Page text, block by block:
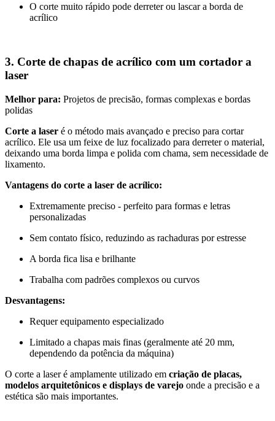
O corte muito rápido pode derreter ou lascar a borda de
acrílico
3. Corte de chapas de acrílico com um cortador a
laser
Melhor para: Projetos de precisão, formas complexas e bordas
polidas
Corte a laser é o método mais avançado e preciso para cortar
acrílico. Ele usa um feixe de luz focalizado para derreter o material,
deixando uma borda limpa e polida com chama, sem necessidade de
lixamento.
Vantagens do corte a laser de acrílico:
Extremamente preciso - perfeito para formas e letras
personalizadas
Sem contato físico, reduzindo as rachaduras por estresse
A borda fica lisa e brilhante
Trabalha com padrões complexos ou curvos
Desvantagens:
Requer equipamento especializado
Limitado a chapas mais finas (geralmente até 20 mm,
dependendo da potência da máquina)
O corte a laser é amplamente utilizado em criação de placas,
modelos arquitetônicos e displays de varejo onde a precisão e a
estética são mais importantes.